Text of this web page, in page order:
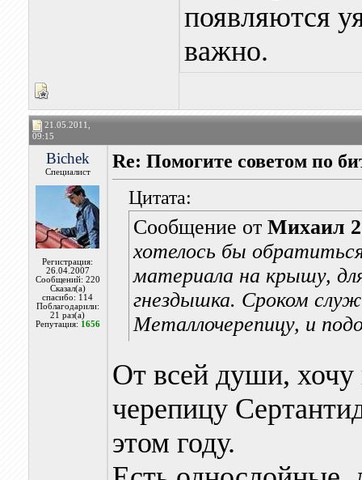
появляются
важно.
21.05.2011,
09:15
Bichek
Специалист
Регистрация:
26.04.2007
Сообщений: 220
Сказал(а)
спасибо: 114
Поблагодарили:
21 раз(а)
Репутация: 1656
Re: Помогите советом по
Цитата:
Сообщение от Михаил
хотелось бы
материала на крышу,
гнездышка. Сроком
Металлочерепицу, и
От всей души,
черепицу
этом году.